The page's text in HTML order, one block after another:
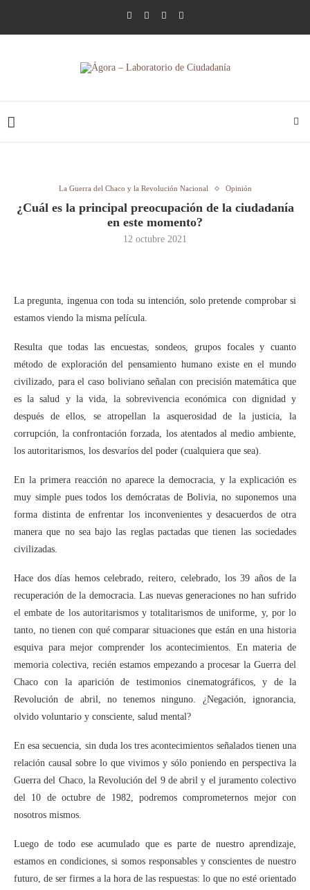
La Guerra del Chaco y la Revolución Nacional Opinión
¿Cuál es la principal preocupación de la ciudadanía
en este momento?
12 octubre 2021
La pregunta, ingenua con toda su intención, solo pretende comprobar si
estamos viendo la misma película.
Resulta que todas las encuestas, sondeos, grupos focales y cuanto
método de exploración del pensamiento humano existe en el mundo
civilizado, para el caso boliviano señalan con precisión matemática que
es la salud y la vida, la sobrevivencia económica con dignidad y
después de ellos, se atropellan la asquerosidad de la justicia, la
corrupción, la confrontación forzada, los atentados al medio ambiente,
los autoritarismos, los desvaríos del poder (cualquiera que sea).
En la primera reacción no aparece la democracia, y la explicación es
muy simple pues todos los demócratas de Bolivia, no suponemos una
forma distinta de enfrentar los inconvenientes y desacuerdos de otra
manera que no sea bajo las reglas pactadas que tienen las sociedades
civilizadas.
Hace dos días hemos celebrado, reitero, celebrado, los 39 años de la
recuperación de la democracia. Las nuevas generaciones no han sufrido
el embate de los autoritarismos y totalitarismos de uniforme, y, por lo
tanto, no tienen con qué comparar situaciones que están en una historia
esquiva para mejor comprender los acontecimientos. En materia de
memoria colectiva, recién estamos empezando a procesar la Guerra del
Chaco con la aparición de testimonios cinematográficos, y de la
Revolución de abril, no tenemos ninguno. ¿Negación, ignorancia,
olvido voluntario y consciente, salud mental?
En esa secuencia, sin duda los tres acontecimientos señalados tienen una
relación causal sobre lo que vivimos y sólo poniendo en perspectiva la
Guerra del Chaco, la Revolución del 9 de abril y el juramento colectivo
del 10 de octubre de 1982, podremos comprometernos mejor con
nosotros mismos.
Luego de todo ese acumulado que es parte de nuestro aprendizaje,
estamos en condiciones, si somos responsables y conscientes de nuestro
futuro, de ser firmes a la hora de las respuestas: lo que no esté orientado